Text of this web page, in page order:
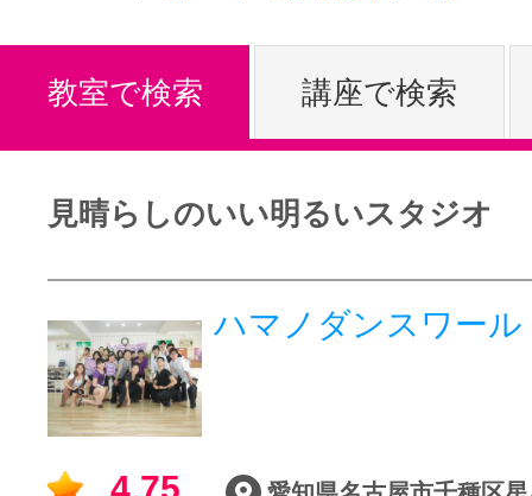
やりたいこ
特集をみる
グッドスク
サイトマッ
教室で検索 講座で検索
見晴らしのいい明るいスタジオ
ハマノダンスワール